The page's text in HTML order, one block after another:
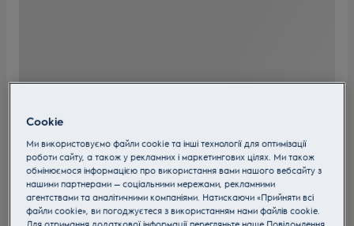
Cookie
Ми використовуємо файли cookie та інші технології для оптимізації
роботи сайту, а також у рекламних і маркетингових цілях. Ми також
обмінюємося інформацією про використання вами нашого вебсайту з
нашими партнерами — соціальними мережами, рекламними
агентствами та аналітичними компаніями. Натискаючи «Прийняти всі
файли cookie», ви погоджуєтеся з використанням нами файлів cookie.
Для отримання додаткової інформації перегляньте наше Пoвідомлення